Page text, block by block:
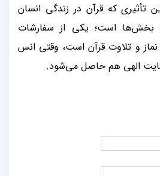
تأثیری که قرآن در زندگی انسان
بخش‌ها است؛ یکی از سفارشات
نماز و تلاوت قرآن است، وقتی انس
الهی هم حاصل می‌شود.